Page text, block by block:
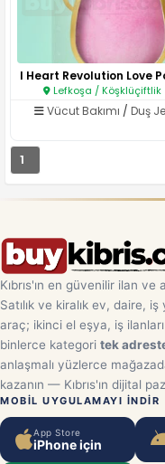
Lefkoşa / Köşklüçiftlik
Vücut Bakımı / Duş
1
Kıbrıs'ın en güvenilir ilan ve
Satılık ve kiralık ev, daire,
araç; ikinci el eşya, iş
binlerce kategori tek
anlaşmalı yüzlerce
kazanın — Kıbrıs'ın dijital
MOBIL UYGULAMAYI INDIR
App Store
iPhone için